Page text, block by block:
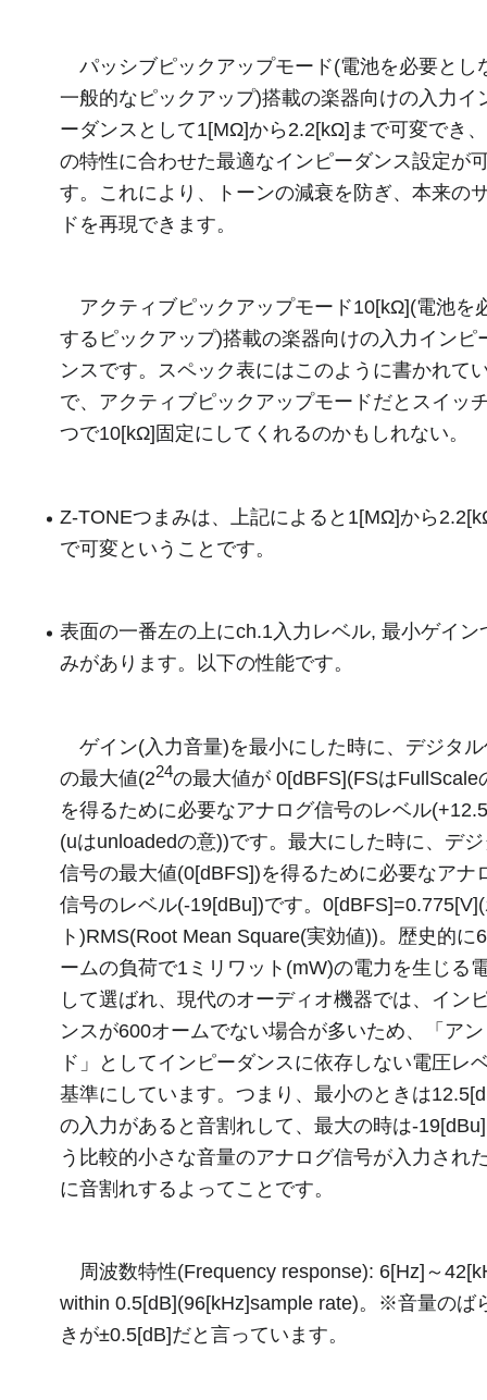
パッシブピックアップモード(電池を必要とし
一般的なピックアップ)搭載の楽器向けの入力イ
ーダンスとして1[MΩ]から2.2[kΩ]まで可変でき
の特性に合わせた最適なインピーダンス設定が
す。これにより、トーンの減衰を防ぎ、本来の
ドを再現できます。
アクティブピックアップモード10[kΩ](電池を
するピックアップ)搭載の楽器向けの入力インピ
ンスです。スペック表にはこのように書かれて
で、アクティブピックアップモードだとスイッ
つで10[kΩ]固定にしてくれるのかもしれない。
Z-TONEつまみは、上記によると1[MΩ]から
で可変ということです。
表面の一番左の上にch.1入力レベル, 最小ゲイン
みがあります。以下の性能です。
ゲイン(入力音量)を最小にした時に、デジタ
の最大値(224の最大値が 0[dBFS](FSはFullScale
を得るために必要なアナログ信号のレベル
(uはunloadedの意))です。最大にした時に、デ
信号の最大値(0[dBFS])を得るために必要なアナ
信号のレベル(-19[dBu])です。
ト)RMS(Root Mean Square(実効値))。歴史的に
ームの負荷で1ミリワット(mW)の電力を生じる
して選ばれ、現代のオーディオ機器では、イン
ンスが600オームでない場合が多いため、「ア
ド」としてインピーダンスに依存しない電圧レ
基準にしています。つまり、最小のときは
の入力があると音割れして、最大の時は-
う比較的小さな音量のアナログ信号が入力され
に音割れするよってことです。
周波数特性(Frequency response): 6[Hz]～
within 0.5[dB](96[kHz]sample rate)。※音量のば
きが±0.5[dB]だと言っています。